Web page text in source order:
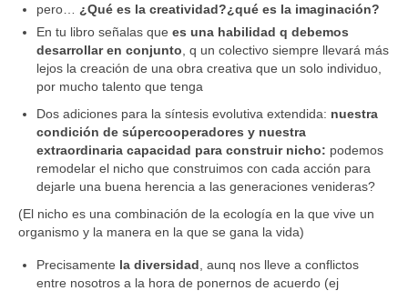
pero… ¿Qué es la creatividad?¿qué es la imaginación?
En tu libro señalas que es una habilidad q debemos
desarrollar en conjunto , q un colectivo siempre llevará más
lejos la creación de una obra creativa que un solo individuo,
por mucho talento que tenga
Dos adiciones para la síntesis evolutiva extendida: nuestra
condición de súpercooperadores y nuestra
extraordinaria capacidad para construir nicho: podemos
remodelar el nicho que construimos con cada acción para
dejarle una buena herencia a las generaciones venideras?
(El nicho es una combinación de la ecología en la que vive un
organismo y la manera en la que se gana la vida)
Precisamente la diversidad , aunq nos lleve a conflictos
entre nosotros a la hora de ponernos de acuerdo (ej